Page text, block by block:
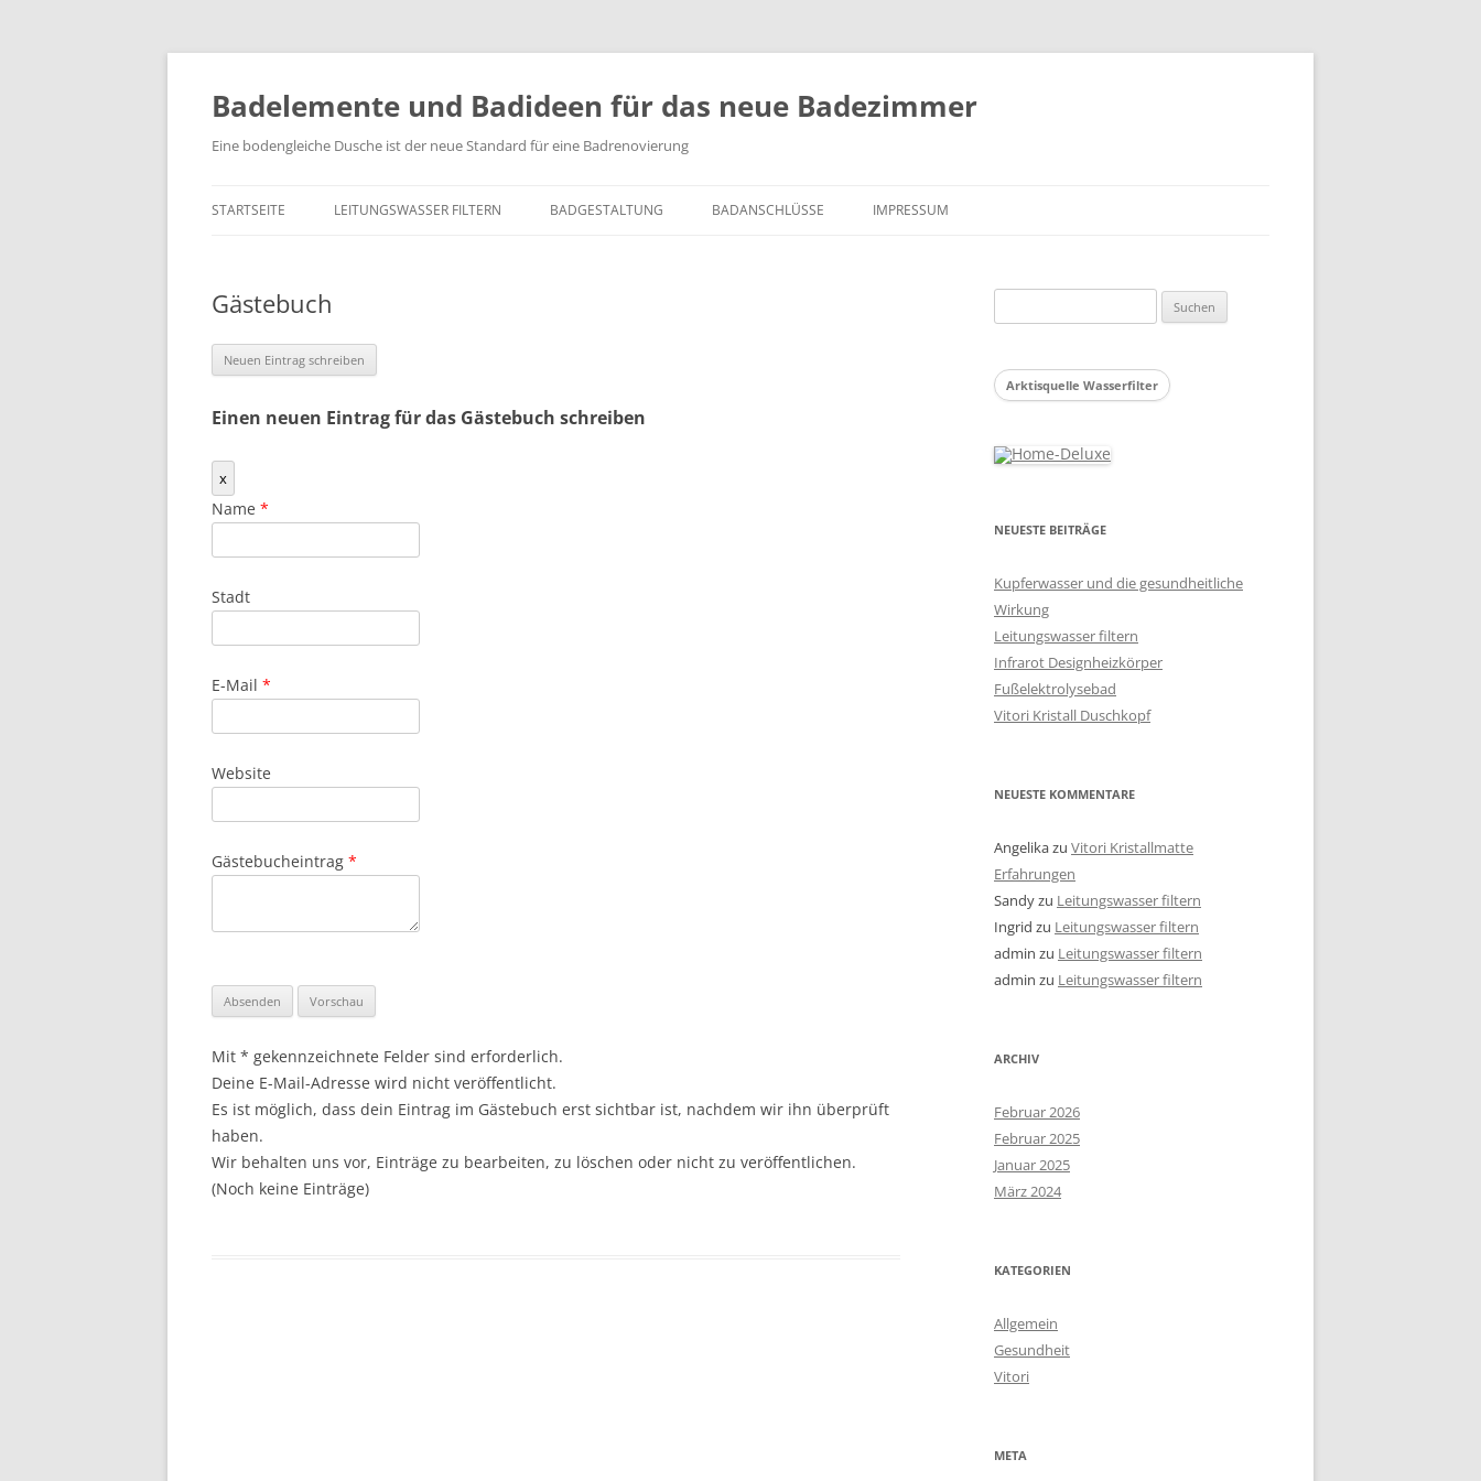
Zum
springen
Badelemente und Badideen für das neue Badezimmer
Eine bodengleiche Dusche ist der neue Standard für eine Badrenovierung
STARTSEITE LEITUNGSWASSER FILTERN BADGESTALTUNG BADANSCHLÜSSE IMPRESSUM
Gästebuch
Einen neuen Eintrag für das Gästebuch schreiben
xDieses
Formular
ausblenden
Name *
Stadt
E-Mail *
Website
Gästebucheintrag *
Mit * gekennzeichnete Felder sind erforderlich.
Deine E-Mail-Adresse wird nicht veröffentlicht.
Es ist möglich, dass dein Eintrag im Gästebuch erst sichtbar ist, nachdem wir ihn überprüft
haben.
Wir behalten uns vor, Einträge zu bearbeiten, zu löschen oder nicht zu veröffentlichen.
(Noch keine Einträge)
nach:
Arktisquelle Wasserfilter
NEUESTE BEITRÄGE
Kupferwasser und die gesundheitliche
Wirkung
Leitungswasser filtern
Infrarot Designheizkörper
Fußelektrolysebad
Vitori Kristall Duschkopf
NEUESTE KOMMENTARE
Angelikazu Vitori Kristallmatte
Erfahrungen
Sandyzu Leitungswasser filtern
Ingrid zu Leitungswasser filtern
admin zu Leitungswasser filtern
admin zu Leitungswasser filtern
ARCHIV
Februar 2026
Februar 2025
Januar 2025
März 2024
KATEGORIEN
Allgemein
Gesundheit
Vitori
META